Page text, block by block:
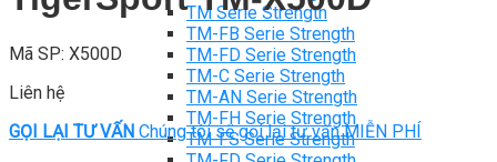
TM Serie Strength
TM-FB Serie Strength
TM-FD Serie Strength
TM-C Serie Strength
TM-AN Serie Strength
TM-FH Serie Strength
TM-FS Serie Strength
Mã SP: X500D
Liên hệ
GỌI LẠI TƯ VẤN Chúng tôi sẽ gọi lại tư vấn MIỄN PHÍ